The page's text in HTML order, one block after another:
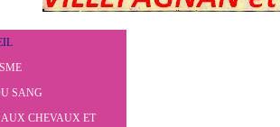
SANG
AUX CHEVAUX ET